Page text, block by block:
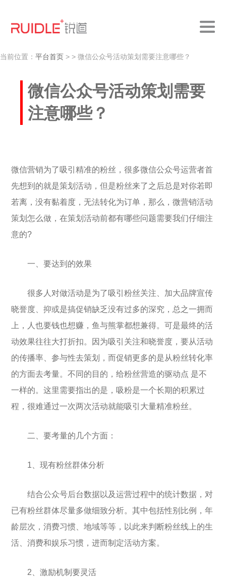
当前位置： 平台首页 > > 微信公众号活动策划需要注意哪些？
微信公众号活动策划需要
注意哪些？
微信营销为了吸引精准的粉丝，很多微信公众号运营者首
先想到的就是策划活动，但是粉丝来了之后总是对你若即
若离，没有黏着度，无法转化为订单，那么，微营销活动
策划怎么做，在策划活动前都有哪些问题需要我们仔细注
意的?
一、要达到的效果
很多人对做活动是为了吸引粉丝关注、加大品牌宣传
晓誉度、抑或是搞促销缺乏没有过多的深究，总之一拥而
上，人也要钱也想赚，鱼与熊掌都想兼得。可是最终的活
动效果往往大打折扣。因为吸引关注和晓誉度，要从活动
的传播率、参与性去策划，而促销更多的是从粉丝转化率
的方面去考量。不同的目的，给粉丝营造的驱动点 是不
一样的。这里需要指出的是，吸粉是一个长期的积累过
程，很难通过一次两次活动就能吸引大量精准粉丝。
二、要考量的几个方面：
1、现有粉丝群体分析
结合公众号后台数据以及运营过程中的统计数据，对
已有粉丝群体尽量多做细致分析。其中包括性别比例，年
龄层次，消费习惯、地域等等，以此来判断粉丝线上的生
活、消费和娱乐习惯，进而制定活动方案。
2、激励机制要灵活